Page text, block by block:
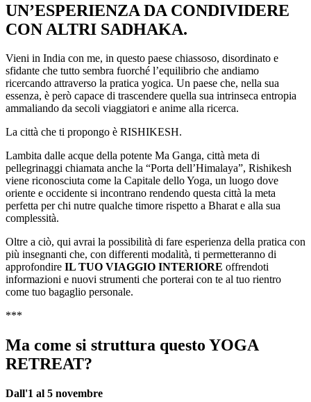
UN’ESPERIENZA DA CONDIVIDERE
CON ALTRI SADHAKA.
Vieni in India con me, in questo paese chiassoso, disordinato e
sfidante che tutto sembra fuorché l’equilibrio che andiamo
ricercando attraverso la pratica yogica. Un paese che, nella sua
essenza, è però capace di trascendere quella sua intrinseca entropia
ammaliando da secoli viaggiatori e anime alla ricerca.
La città che ti propongo è RISHIKESH.
Lambita dalle acque della potente Ma Ganga, città meta di
pellegrinaggi chiamata anche la “Porta dell’Himalaya”, Rishikesh
viene riconosciuta come la Capitale dello Yoga, un luogo dove
oriente e occidente si incontrano rendendo questa città la meta
perfetta per chi nutre qualche timore rispetto a Bharat e alla sua
complessità.
Oltre a ciò, qui avrai la possibilità di fare esperienza della pratica con
più insegnanti che, con differenti modalità, ti permetteranno di
approfondire IL TUO VIAGGIO INTERIORE offrendoti
informazioni e nuovi strumenti che porterai con te al tuo rientro
come tuo bagaglio personale.
***
Ma come si struttura questo YOGA
RETREAT?
Dall'1 al 5 novembre